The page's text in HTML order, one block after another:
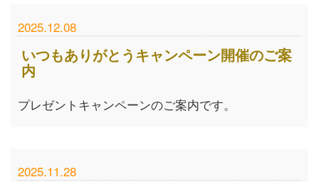
2025.12.08
いつもありがとうキャンペーン開催のご案
内
プレゼントキャンペーンのご案内です。
2025.11.28